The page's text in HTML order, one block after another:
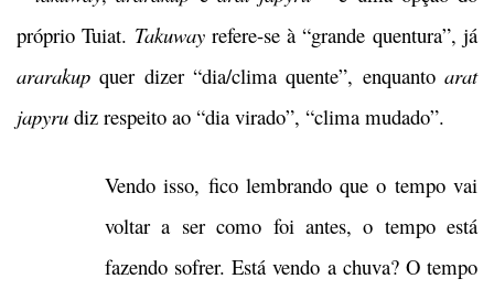
próprio Tuiat. Takuwayrefere-se à “grande quentura”, já
ararakup quer dizer “dia/clima quente”, enquanto arat
japyru diz respeito ao “dia virado”, “clima mudado”.
Vendo isso, fico lembrando que o tempo vai
voltar a ser como foi antes, o tempo está
fazendo sofrer. Está vendo a chuva? O tempo